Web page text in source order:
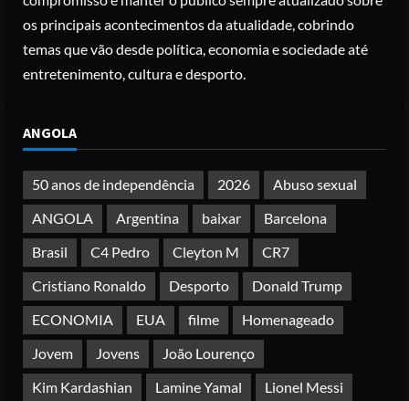
3
para apostar em automação e
simplificar operações
Posted on 3 months ago
4
desejo de domínio”
Posted on 4 months ago
5
Irão reabre Estreito de Ormuz
durante trégua de 10 dias entre Israel
e Líbano
Posted on 4 months ago
os principais acontecimentos da atualidade, cobrindo
temas que vão desde política, economia e sociedade até
entretenimento, cultura e desporto.
ANGOLA
50 anos de independência 2026
Abuso sexual
ANGOLA
Argentina baixar
Barcelona
Brasil
C4 Pedro Cleyton M
CR7
Cristiano Ronaldo
Desporto
Donald Trump
ECONOMIA
EUA filme
Homenageado
Jovem
Jovens
João Lourenço
Kim Kardashian
Lamine Yamal
Lionel Messi